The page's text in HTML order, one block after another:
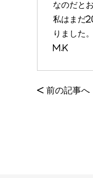
なのだと
私はまだ
りました。
M.K
< 前の記事へ